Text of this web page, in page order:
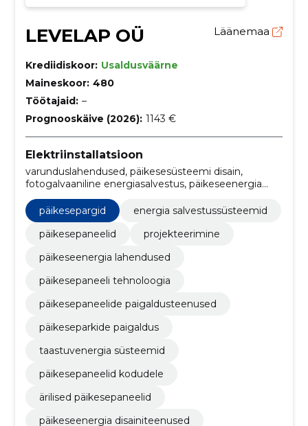
LEVELAP OÜ Läänemaa
Krediidiskoor: Usaldusväärne
Maineskoor: 480
Töötajaid: –
Prognooskäive (2026): 1143 €
Elektriinstallatsioon
varunduslahendused, päikesesüsteemi disain,
fotogalvaaniline energiasalvestus, päikeseenergia
projektid, akusüsteemid, võrguintegratsioon,
võimsuse juhtimine, hooldustööd, Paigaldustööd,
energia optimeerimine
päikesepargid
energia salvestussüsteemid
päikesepaneelid
projekteerimine
päikeseenergia lahendused
päikesepaneeli tehnoloogia
päikesepaneelide paigaldusteenused
päikeseparkide paigaldus
taastuvenergia süsteemid
päikesepaneelid kodudele
ärilised päikesepaneelid
päikeseenergia disainiteenused